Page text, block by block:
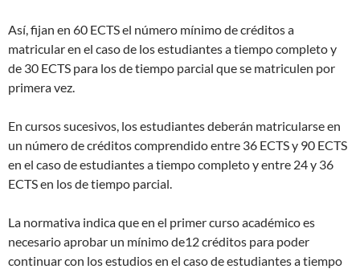
Así, fijan en 60 ECTS el número mínimo de créditos a
matricular en el caso de los estudiantes a tiempo completo y
de 30 ECTS para los de tiempo parcial que se matriculen por
primera vez.
En cursos sucesivos, los estudiantes deberán matricularse en
un número de créditos comprendido entre 36 ECTS y 90 ECTS
en el caso de estudiantes a tiempo completo y entre 24 y 36
ECTS en los de tiempo parcial.
La normativa indica que en el primer curso académico es
necesario aprobar un mínimo de12 créditos para poder
continuar con los estudios en el caso de estudiantes a tiempo